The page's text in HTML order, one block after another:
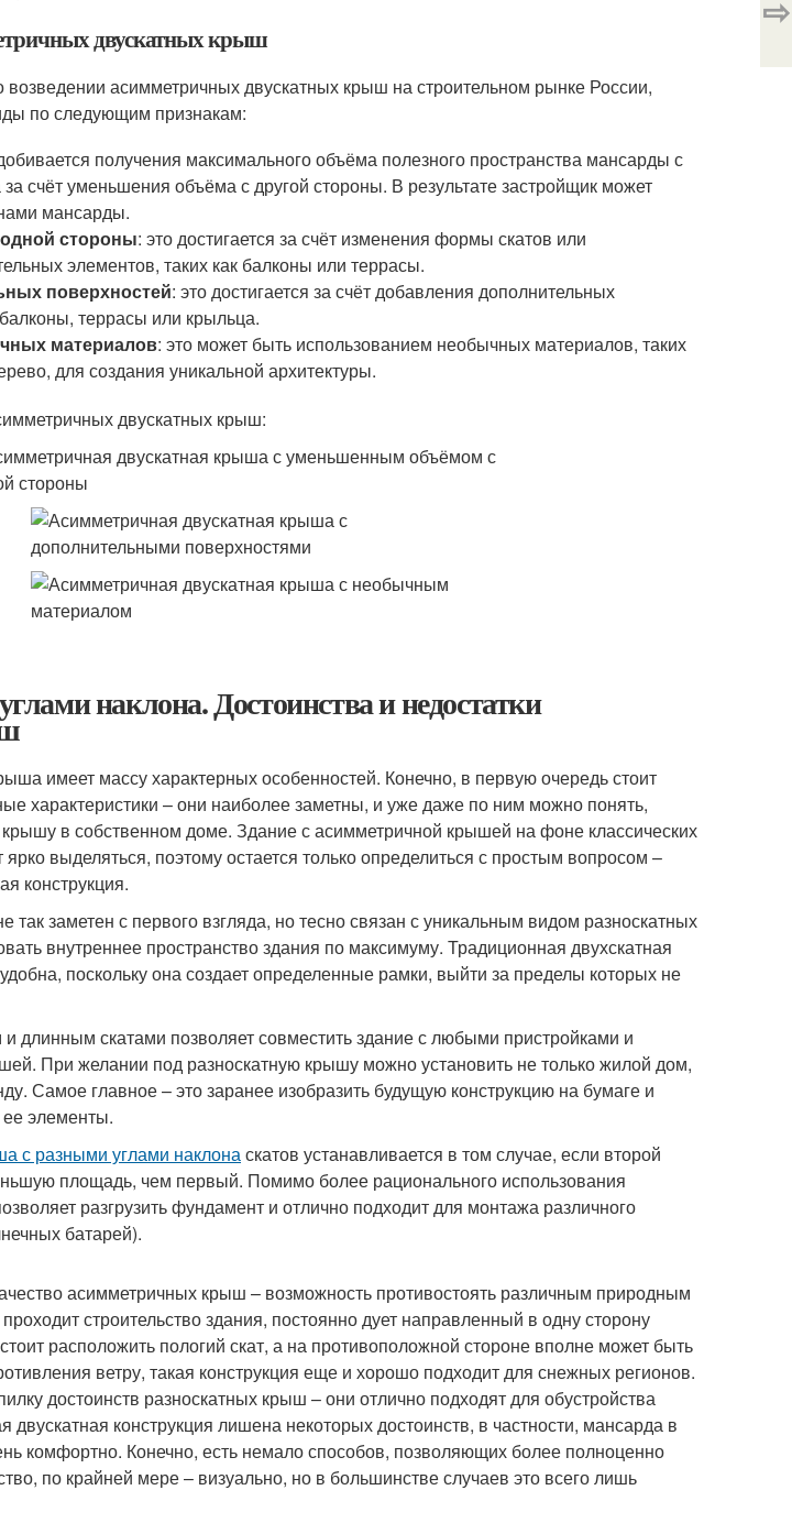
двускатных крыш
асимметричных двускатных крыш на строительном рынке России,
по следующим признакам:
получения максимального объёма полезного пространства мансарды с
счёт уменьшения объёма с другой стороны. В результате застройщик может
мансарды.
стороны: это достигается за счёт изменения формы скатов или
элементов, таких как балконы или террасы.
поверхностей: это достигается за счёт добавления дополнительных
террасы или крыльца.
материалов: это может быть использованием необычных материалов, таких
для создания уникальной архитектуры.
двускатных крыш:
наклона. Достоинства и недостатки
имеет массу характерных особенностей. Конечно, в первую очередь стоит
характеристики – они наиболее заметны, и уже даже по ним можно понять,
крышу в собственном доме. Здание с асимметричной крышей на фоне классических
ярко выделяться, поэтому остается только определиться с простым вопросом –
конструкция.
заметен с первого взгляда, но тесно связан с уникальным видом разноскатных
внутреннее пространство здания по максимуму. Традиционная двухскатная
поскольку она создает определенные рамки, выйти за пределы которых не
длинным скатами позволяет совместить здание с любыми пристройками и
При желании под разноскатную крышу можно установить не только жилой дом,
Самое главное – это заранее изобразить будущую конструкцию на бумаге и
ее элементы.
с разными углами наклонаскатов устанавливается в том случае, если второй
площадь, чем первый. Помимо более рационального использования
разгрузить фундамент и отлично подходит для монтажа различного
батарей).
асимметричных крыш – возможность противостоять различным природным
строительство здания, постоянно дует направленный в одну сторону
расположить пологий скат, а на противоположной стороне вполне может быть
ветру, такая конструкция еще и хорошо подходит для снежных регионов.
достоинств разноскатных крыш – они отлично подходят для обустройства
конструкция лишена некоторых достоинств, в частности, мансарда в
комфортно. Конечно, есть немало способов, позволяющих более полноценно
по крайней мере – визуально, но в большинстве случаев это всего лишь
⇨